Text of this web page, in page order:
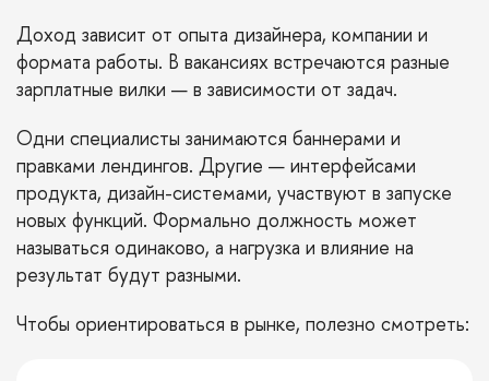
Доход зависит от опыта дизайнера, компании и
формата работы. В вакансиях встречаются разные
зарплатные вилки — в зависимости от задач.
Одни специалисты занимаются баннерами и
правками лендингов. Другие — интерфейсами
продукта, дизайн-системами, участвуют в запуске
новых функций. Формально должность может
называться одинаково, а нагрузка и влияние на
результат будут разными.
Чтобы ориентироваться в рынке, полезно смотреть: